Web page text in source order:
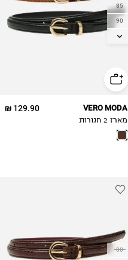
85
90
95
129.90 ₪ VERO MODA
מארז 2 חגורות
80